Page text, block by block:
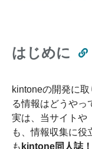
はじめに
kintoneの開発に
る情報はどうやっ
実は、当サイトや
も、情報収集に役
も kintone同人誌！